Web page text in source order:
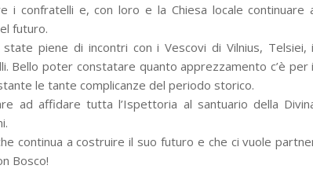
i confratelli e, con loro e la Chiesa locale continuare
futuro.
piene di incontri con i Vescovi di Vilnius, Telsiei,
Bello poter constatare quanto apprezzamento c’è per
le tante complicanze del periodo storico.
ad affidare tutta l’Ispettoria al santuario della
continua a costruire il suo futuro e che ci vuole
Bosco!